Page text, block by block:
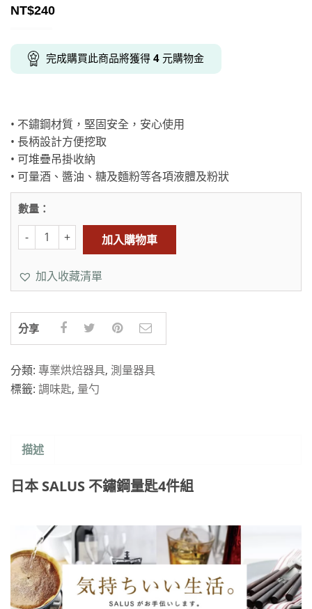
NT$240
完成購買此商品將獲得 4 元購物金
• 不鏽鋼材質，堅固安全，安心使用
• 長柄設計方便挖取
• 可堆疊吊掛收納
• 可量酒、醬油、糖及麵粉等各項液體及粉狀
數量：
加入購物車
加入收藏清單
分享
分類: 專業烘焙器具, 測量器具
標籤: 調味匙, 量勺
描述
日本 SALUS 不鏽鋼量匙4件組